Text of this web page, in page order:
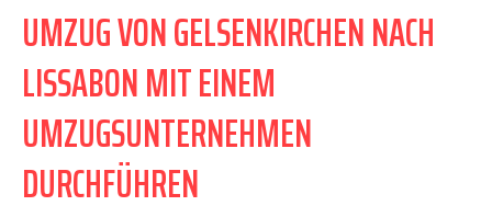
UMZUG VON GELSENKIRCHEN NACH
LISSABON MIT EINEM
UMZUGSUNTERNEHMEN
DURCHFÜHREN